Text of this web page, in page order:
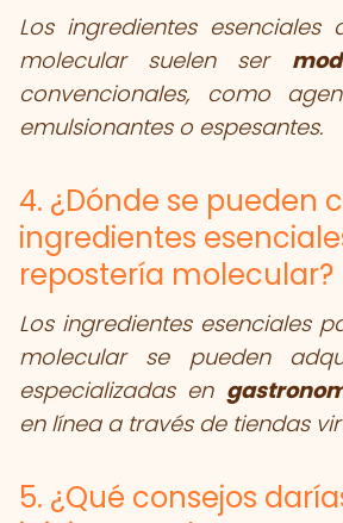
Los ingredientes esenciales
molecular suelen ser
convencionales, como
emulsionantes o espesantes.
4. ¿Dónde se pueden
ingredientes
repostería molecular?
Los ingredientes esenciales
molecular se pueden
especializadas en
en línea a través de tiendas
5. ¿Qué consejos